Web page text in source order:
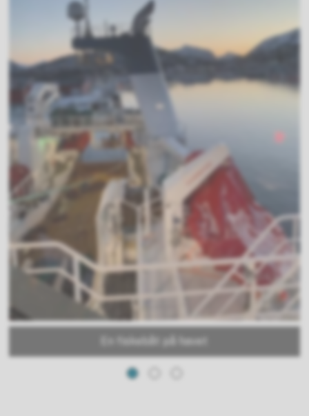
En fiskebåt på havet